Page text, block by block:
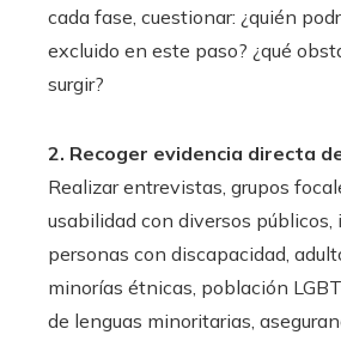
cada fase, cuestionar: ¿quién
excluido en este paso? ¿qué
surgir?
2. Recoger evidencia directa
Realizar entrevistas, grupos
usabilidad con diversos públicos,
personas con discapacidad,
minorías étnicas, población
de lenguas minoritarias,